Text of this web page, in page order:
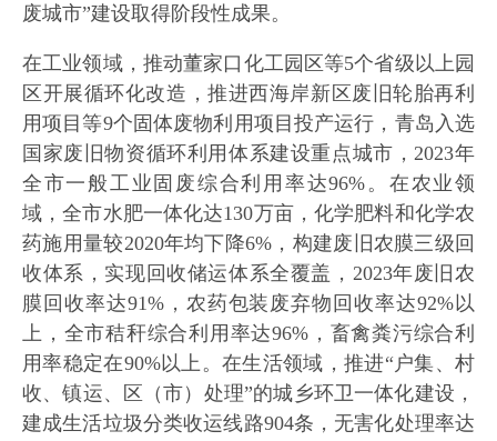
废城市”建设取得阶段性成果。
在工业领域，推动董家口化工园区等5个省级以上园
区开展循环化改造，推进西海岸新区废旧轮胎再利
用项目等9个固体废物利用项目投产运行，青岛入选
国家废旧物资循环利用体系建设重点城市，2023年
全市一般工业固废综合利用率达96%。在农业领
域，全市水肥一体化达130万亩，化学肥料和化学农
药施用量较2020年均下降6%，构建废旧农膜三级回
收体系，实现回收储运体系全覆盖，2023年废旧农
膜回收率达91%，农药包装废弃物回收率达92%以
上，全市秸秆综合利用率达96%，畜禽粪污综合利
用率稳定在90%以上。在生活领域，推进“户集、村
收、镇运、区（市）处理”的城乡环卫一体化建设，
建成生活垃圾分类收运线路904条，无害化处理率达